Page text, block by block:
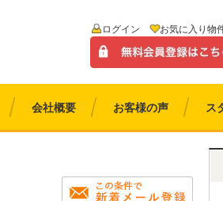
ログイン お気に入り物
会社概要 お客様の声 ス